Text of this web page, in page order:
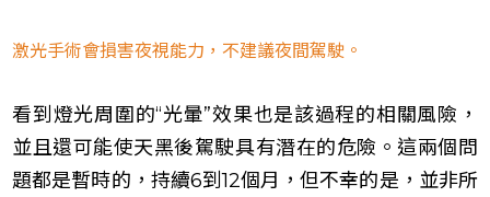
激光手術會損害夜視能力，不建議夜間駕駛。
看到燈光周圍的“光暈”效果也是該過程的相關風險，
並且還可能使天黑後駕駛具有潛在的危險。這兩個問
題都是暫時的，持續6到12個月，但不幸的是，並非所